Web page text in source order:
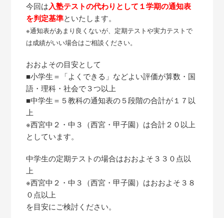
今回は 入塾テストの代わりとして１学期の通知表
を判定基準といたします。
※通知表があまり良くないが、定期テストや実力テストで
は成績がいい場合はご相談ください。
おおよその目安として
■小学生＝「よくできる」などよい評価が算数・国
語・理科・社会で３つ以上
■中学生＝５教科の通知表の５段階の合計が１７以
上
※西宮中２・中３（西宮・甲子園）は合計２０以上
としています。
中学生の定期テストの場合はおおよそ３３０点以
上
※西宮中２・中３（西宮・甲子園）はおおよそ３８
０点以上
を目安にご検討ください。